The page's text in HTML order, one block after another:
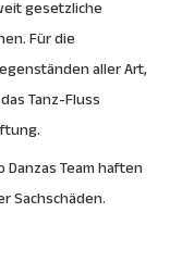
gesetzliche
Für die
aller Art,
Tanz-Fluss
Danzas Team haften
Sachschäden.